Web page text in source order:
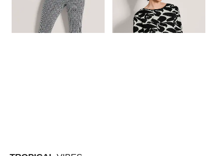
MADELEINE
7/8-Hose zum Schlüpfen
99,95 €
79,95 €149,95 €